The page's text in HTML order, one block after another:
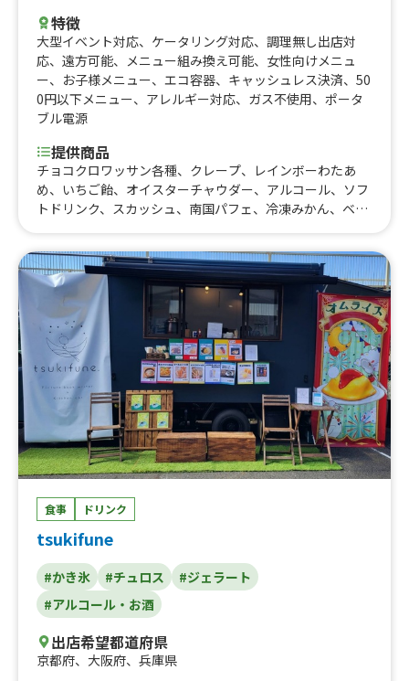
特徴
大型イベント対応、 ケータリング対応、 調理無し出店対
応、 遠方可能、 メニュー組み換え可能、 女性向けメニュ
ー、 お子様メニュー、 エコ容器、 キャッシュレス決済、 50
0円以下メニュー、 アレルギー対応、 ガス不使用、 ポータ
ブル電源
提供商品
チョコクロワッサン各種、クレープ、レインボーわたあ
め、いちご飴、オイスターチャウダー、アルコール、ソフ
トドリンク、スカッシュ、南国パフェ、冷凍みかん、ベト
わとろオムライス、レモンサワー、特製ホットチョコ、ホ
ットチョコレート、コーンスープ、クラムチャウダー、一
口チュロス、ドリンク各種、フロート各種、ジェラート
シングル、ジェラート ダブル、ジェラート トリプル
食事 ドリンク
tsukifune
#かき氷 #チュロス
#ジェラート
#アルコール・お酒
出店希望都道府県
京都府、 大阪府、 兵庫県